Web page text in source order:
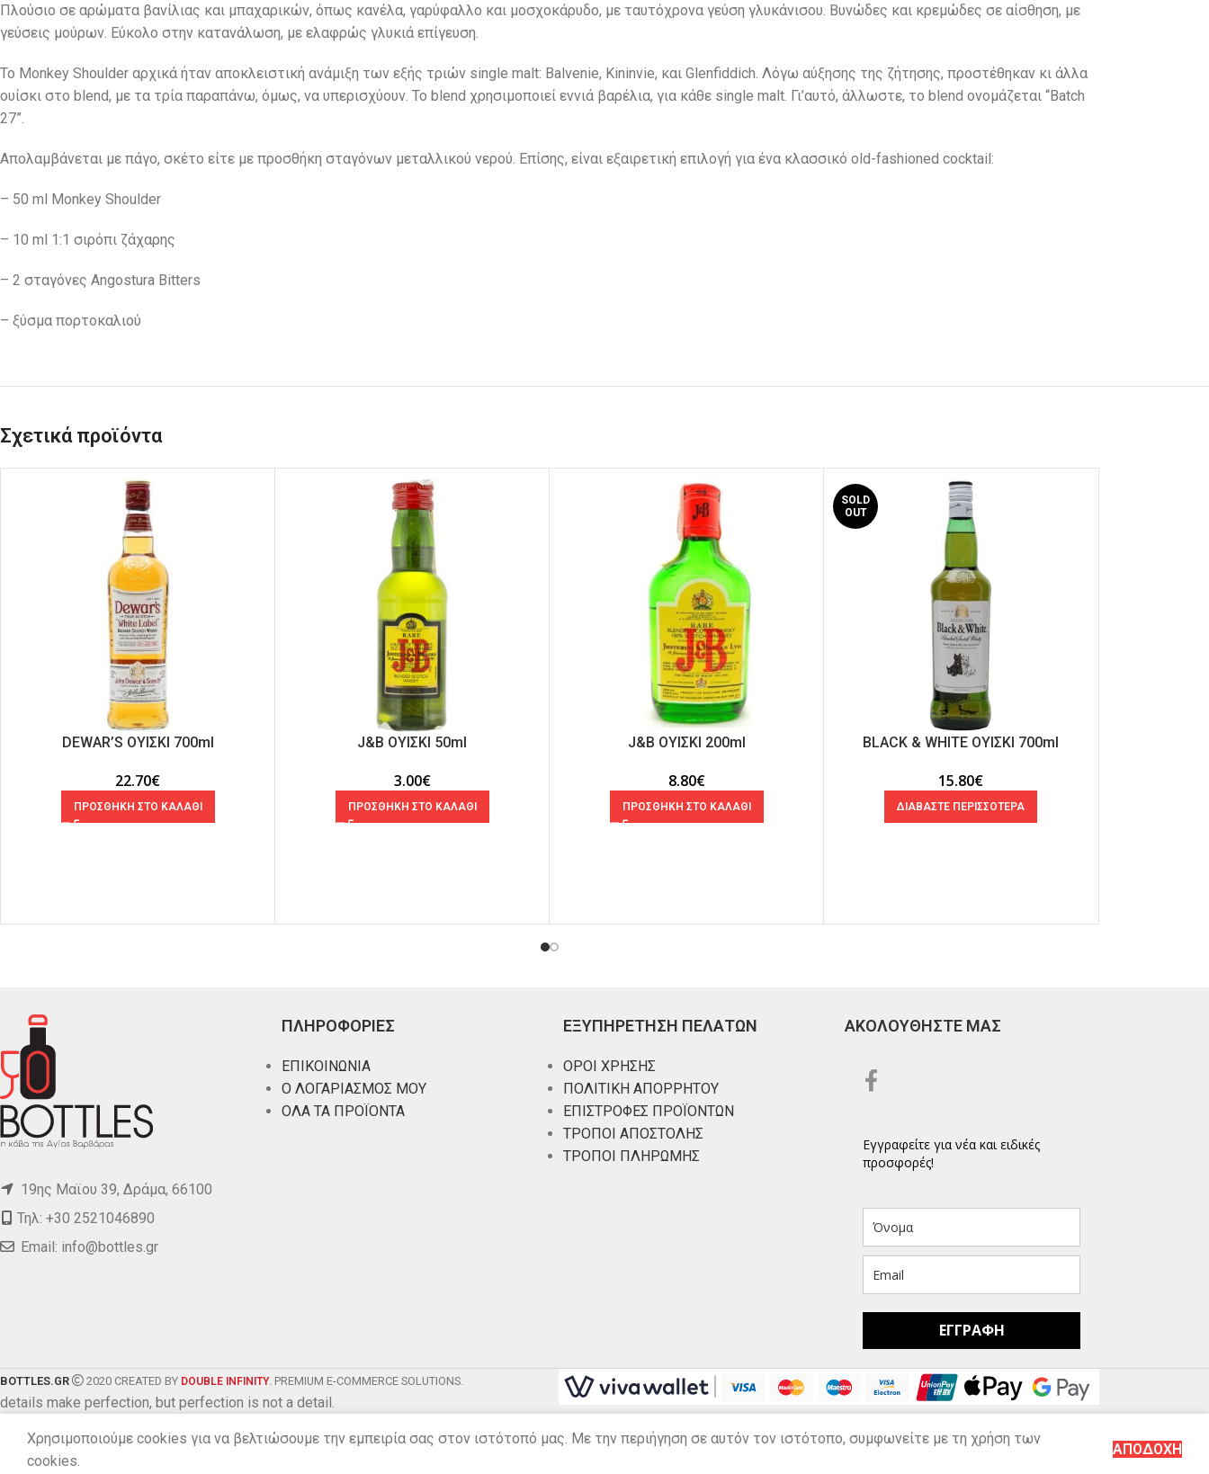
Πλούσιο σε αρώματα βανίλιας και μπαχαρικών, όπως κανέλα, γαρύφαλλο και μοσχοκάρυδο, με ταυτόχρονα γεύση γλυκάνισου. Βυνώδες και κρεμώδες σε αίσθηση, με
γεύσεις μούρων. Εύκολο στην κατανάλωση, με ελαφρώς γλυκιά επίγευση.
To Monkey Shoulder αρχικά ήταν αποκλειστική ανάμιξη των εξής τριών single malt: Balvenie, Kininvie, και Glenfiddich. Λόγω αύξησης της ζήτησης, προστέθηκαν κι άλλα
ουίσκι στο blend, με τα τρία παραπάνω, όμως, να υπερισχύουν. Το blend χρησιμοποιεί εννιά βαρέλια, για κάθε single malt. Γι’αυτό, άλλωστε, το blend ονομάζεται “Batch
27”.
Απολαμβάνεται με πάγο, σκέτο είτε με προσθήκη σταγόνων μεταλλικού νερού. Eπίσης, είναι εξαιρετική επιλογή για ένα κλασσικό old-fashioned cocktail:
– 50 ml Monkey Shoulder
– 10 ml 1:1 σιρόπι ζάχαρης
– 2 σταγόνες Angostura Bitters
– ξύσμα πορτοκαλιού
Σχετικά προϊόντα
DEWAR’S ΟΥΙΣΚΙ 700ml
22.70€
ΠΡΟΣΘΗΚΗ ΣΤΟ ΚΑΛΑΘΙ
J&B ΟΥΙΣΚΙ 50ml
3.00€
ΠΡΟΣΘΗΚΗ ΣΤΟ ΚΑΛΑΘΙ
J&B ΟΥΙΣΚΙ 200ml
8.80€
ΠΡΟΣΘΗΚΗ ΣΤΟ ΚΑΛΑΘΙ
SOLD
OUT
BLACK & WHITE ΟΥΙΣΚΙ 700ml
15.80€
ΔΙΑΒΑΣΤΕ ΠΕΡΙΣΣΟΤΕΡΑ
19ης Μαϊου 39, Δράμα, 66100
Τηλ: +30 2521046890
Email: info@bottles.gr
ΠΛΗΡΟΦΟΡΙΕΣ
ΕΠΙΚΟΙΝΩΝΙΑ
Ο ΛΟΓΑΡΙΑΣΜΟΣ ΜΟΥ
ΟΛΑ ΤΑ ΠΡΟΪΟΝΤΑ
ΕΞΥΠΗΡΕΤΗΣΗ ΠΕΛΑΤΩΝ
ΟΡΟΙ ΧΡΗΣΗΣ
ΠΟΛΙΤΙΚΗ ΑΠΟΡΡΗΤΟΥ
ΕΠΙΣΤΡΟΦΕΣ ΠΡΟΪΟΝΤΩΝ
ΤΡΟΠΟΙ ΑΠΟΣΤΟΛΗΣ
ΤΡΟΠΟΙ ΠΛΗΡΩΜΗΣ
ΑΚΟΛΟΥΘΗΣΤΕ ΜΑΣ
Εγγραφείτε για νέα και ειδικές
προσφορές!
ΕΓΓΡΑΦΗ
BOTTLES.GR 2020 CREATED BY DOUBLE INFINITY. PREMIUM E-COMMERCE SOLUTIONS.
details make perfection, but perfection is not a detail.
Χρησιμοποιούμε cookies για να βελτιώσουμε την εμπειρία σας στον ιστότοπό μας. Με την περιήγηση σε αυτόν τον ιστότοπο, συμφωνείτε με τη χρήση των
cookies.
ΑΠΟΔΟΧΗ